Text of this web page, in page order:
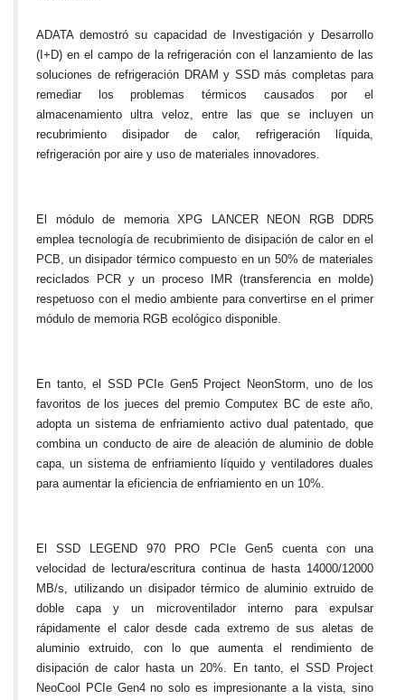
ADATA demostró su capacidad de Investigación y Desarrollo
(I+D) en el campo de la refrigeración con el lanzamiento de las
soluciones de refrigeración DRAM y SSD más completas para
remediar los problemas térmicos causados por el
almacenamiento ultra veloz, entre las que se incluyen un
recubrimiento disipador de calor, refrigeración líquida,
refrigeración por aire y uso de materiales innovadores.
El módulo de memoria XPG LANCER NEON RGB DDR5
emplea tecnología de recubrimiento de disipación de calor en el
PCB, un disipador térmico compuesto en un 50% de materiales
reciclados PCR y un proceso IMR (transferencia en molde)
respetuoso con el medio ambiente para convertirse en el primer
módulo de memoria RGB ecológico disponible.
En tanto, el SSD PCIe Gen5 Project NeonStorm, uno de los
favoritos de los jueces del premio Computex BC de este año,
adopta un sistema de enfriamiento activo dual patentado, que
combina un conducto de aire de aleación de aluminio de doble
capa, un sistema de enfriamiento líquido y ventiladores duales
para aumentar la eficiencia de enfriamiento en un 10%.
El SSD LEGEND 970 PRO PCIe Gen5 cuenta con una
velocidad de lectura/escritura continua de hasta 14000/12000
MB/s, utilizando un disipador térmico de aluminio extruido de
doble capa y un microventilador interno para expulsar
rápidamente el calor desde cada extremo de sus aletas de
aluminio extruido, con lo que aumenta el rendimiento de
disipación de calor hasta un 20%. En tanto, el SSD Project
NeoCool PCIe Gen4 no solo es impresionante a la vista, sino